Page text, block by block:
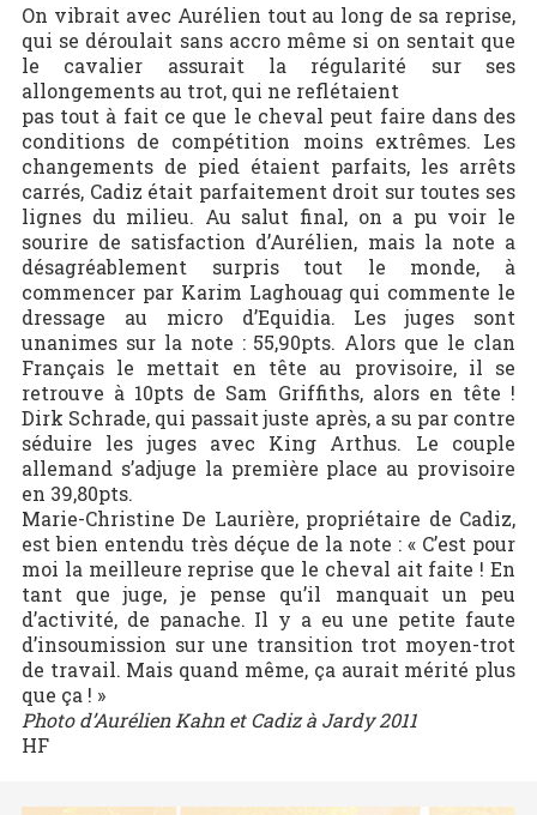
On vibrait avec Aurélien tout au long de sa reprise,
qui se déroulait sans accro même si on sentait que
le cavalier assurait la régularité sur ses
allongements au trot, qui ne reflétaient
pas tout à fait ce que le cheval peut faire dans des
conditions de compétition moins extrêmes. Les
changements de pied étaient parfaits, les arrêts
carrés, Cadiz était parfaitement droit sur toutes ses
lignes du milieu. Au salut final, on a pu voir le
sourire de satisfaction d’Aurélien, mais la note a
désagréablement surpris tout le monde, à
commencer par Karim Laghouag qui commente le
dressage au micro d’Equidia. Les juges sont
unanimes sur la note : 55,90pts. Alors que le clan
Français le mettait en tête au provisoire, il se
retrouve à 10pts de Sam Griffiths, alors en tête !
Dirk Schrade, qui passait juste après, a su par contre
séduire les juges avec King Arthus. Le couple
allemand s’adjuge la première place au provisoire
en 39,80pts.
Marie-Christine De Laurière, propriétaire de Cadiz,
est bien entendu très déçue de la note : « C’est pour
moi la meilleure reprise que le cheval ait faite ! En
tant que juge, je pense qu’il manquait un peu
d’activité, de panache. Il y a eu une petite faute
d’insoumission sur une transition trot moyen-trot
de travail. Mais quand même, ça aurait mérité plus
que ça ! »
Photo d’Aurélien Kahn et Cadiz à Jardy 2011
HF